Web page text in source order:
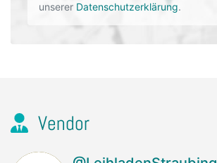
unserer Datenschutzerklärung.
Vendor